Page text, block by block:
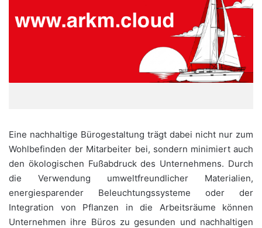
Eine nachhaltige Bürogestaltung trägt dabei nicht nur zum
Wohlbefinden der Mitarbeiter bei, sondern minimiert auch
den ökologischen Fußabdruck des Unternehmens. Durch
die Verwendung umweltfreundlicher Materialien,
energiesparender Beleuchtungssysteme oder der
Integration von Pflanzen in die Arbeitsräume können
Unternehmen ihre Büros zu gesunden und nachhaltigen